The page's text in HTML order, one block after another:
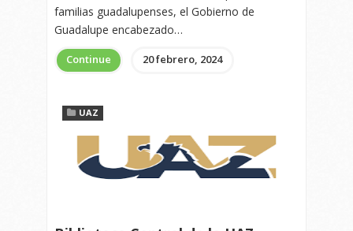
familias guadalupenses, el Gobierno de
Guadalupe encabezado…
Continue 20 febrero, 2024
UAZ